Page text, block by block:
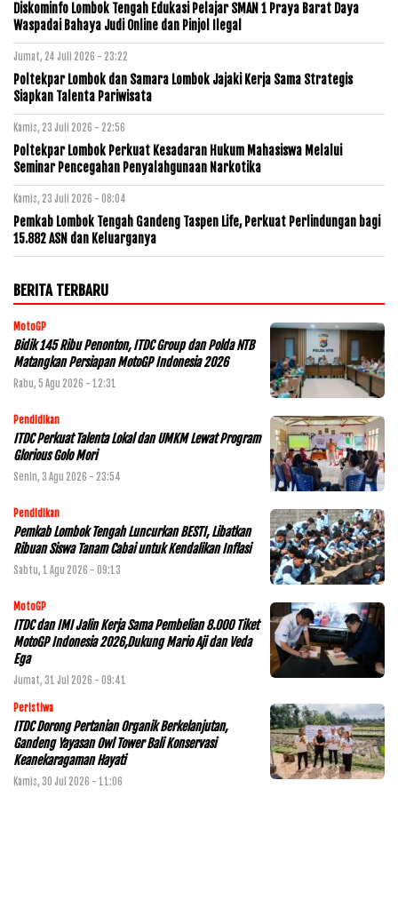
Diskominfo Lombok Tengah Edukasi Pelajar SMAN 1 Praya Barat Daya
Waspadai Bahaya Judi Online dan Pinjol Ilegal
Jumat, 24 Juli 2026 - 23:22
Poltekpar Lombok dan Samara Lombok Jajaki Kerja Sama Strategis
Siapkan Talenta Pariwisata
Kamis, 23 Juli 2026 - 22:56
Poltekpar Lombok Perkuat Kesadaran Hukum Mahasiswa Melalui
Seminar Pencegahan Penyalahgunaan Narkotika
Kamis, 23 Juli 2026 - 08:04
Pemkab Lombok Tengah Gandeng Taspen Life, Perkuat Perlindungan bagi
15.882 ASN dan Keluarganya
BERITA TERBARU
MotoGP
Bidik 145 Ribu Penonton, ITDC Group dan Polda NTB
Matangkan Persiapan MotoGP Indonesia 2026
Rabu, 5 Agu 2026 - 12:31
Pendidikan
ITDC Perkuat Talenta Lokal dan UMKM Lewat Program
Glorious Golo Mori
Senin, 3 Agu 2026 - 23:54
Pendidikan
Pemkab Lombok Tengah Luncurkan BESTI, Libatkan
Ribuan Siswa Tanam Cabai untuk Kendalikan Inflasi
Sabtu, 1 Agu 2026 - 09:13
MotoGP
ITDC dan IMI Jalin Kerja Sama Pembelian 8.000 Tiket
MotoGP Indonesia 2026,Dukung Mario Aji dan Veda
Ega
Jumat, 31 Jul 2026 - 09:41
Peristiwa
ITDC Dorong Pertanian Organik Berkelanjutan,
Gandeng Yayasan Owl Tower Bali Konservasi
Keanekaragaman Hayati
Kamis, 30 Jul 2026 - 11:06